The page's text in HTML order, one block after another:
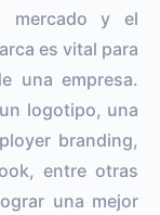
mercado y el
es vital para
una empresa.
logotipo, una
branding,
entre otras
una mejor